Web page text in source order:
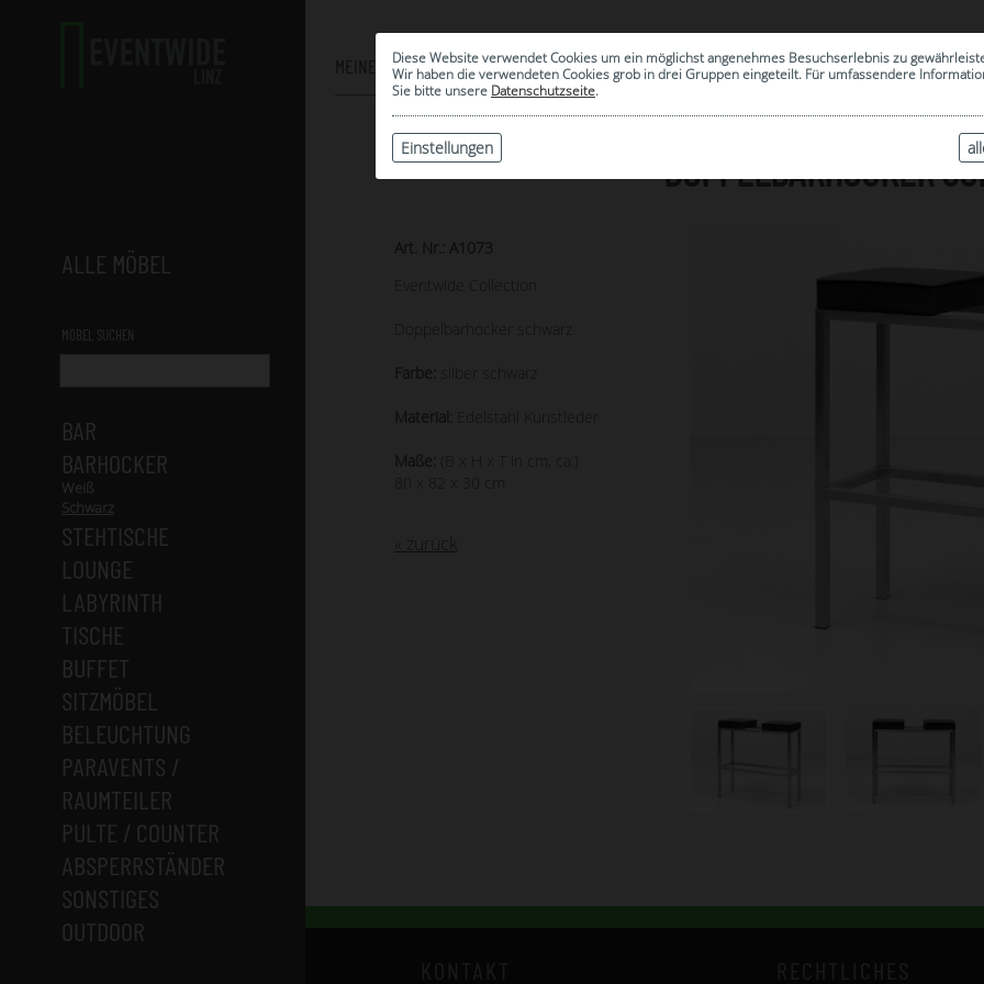
Diese Website verwendet Cookies um ein möglichst angenehmes Besuchserlebnis zu
Wir haben die verwendeten Cookies grob in drei Gruppen eingeteilt. Für umfassendere
Sie bitte unsere Datenschutzseite.
Einstellungen
ALLE MÖBEL
MÖBEL SUCHEN
BAR
BARHOCKER
Weiß
Schwarz
STEHTISCHE
LOUNGE
LABYRINTH
TISCHE
BUFFET
SITZMÖBEL
BELEUCHTUNG
PARAVENTS /
RAUMTEILER
PULTE / COUNTER
ABSPERRSTÄNDER
SONSTIGES
OUTDOOR
MEINE AUSWAHL
0
| ARCHIV
DOPPELBARHOCKER
Art. Nr.: A1073
Eventwide Collection
Doppelbarhocker schwarz
Farbe: silber schwarz
Material: Edelstahl Kunstleder
Maße:
(B x H x T in cm, ca.)
« zurück